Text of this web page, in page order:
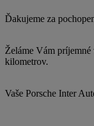
Ďakujeme za
Želáme Vám
kilometrov.
Vaše Porsche Inter